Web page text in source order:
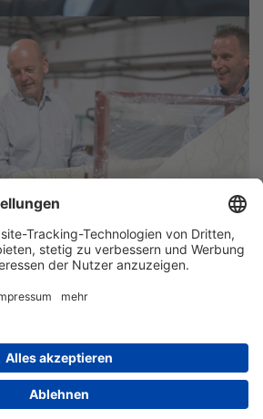
Textil- und Bekleidungsindustrie, 2026